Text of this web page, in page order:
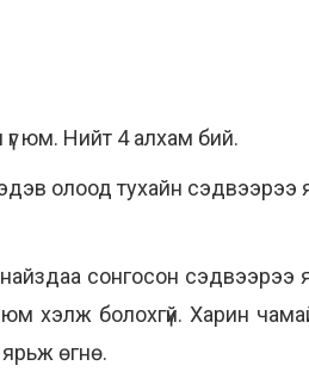
юм. Нийт 4 алхам бий.
олоод тухайн
найздаа сонгосон
юм хэлж болохгүй. Харин
өгнө.